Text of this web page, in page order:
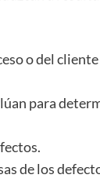
o del cliente
para
de los